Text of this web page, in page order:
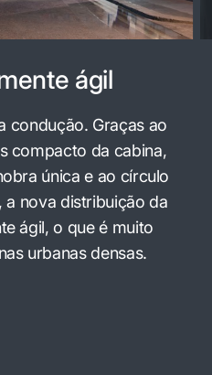
ágil
condução. Graças ao
compacto da cabina,
única e ao círculo
nova distribuição da
ágil, o que é muito
urbanas densas.